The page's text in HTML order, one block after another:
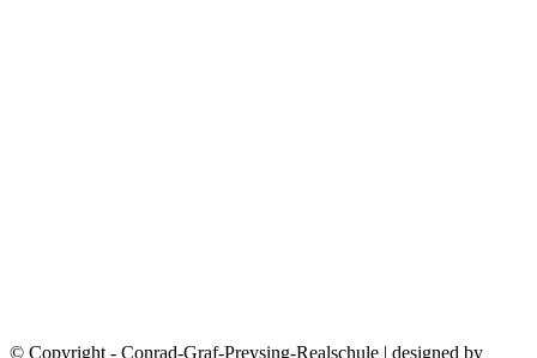
© Copyright - Conrad-Graf-Preysing-Realschule | designed by